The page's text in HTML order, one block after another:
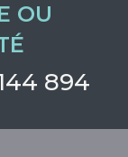
OU
894